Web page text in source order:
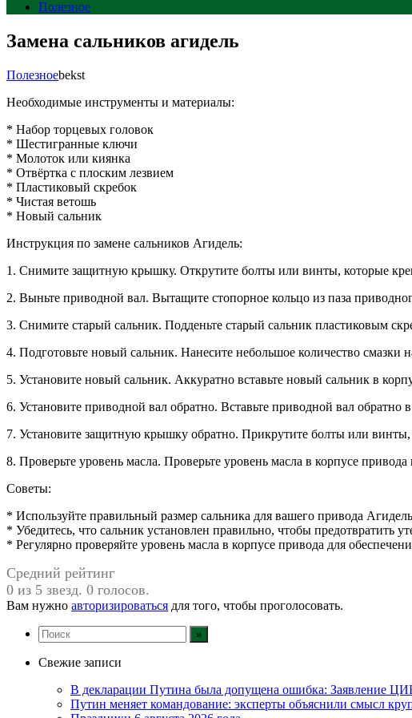
Полезное
Замена сальников агидель
Полезноеbekst
Необходимые инструменты и материалы:
* Набор торцевых головок
* Шестигранные ключи
* Молоток или киянка
* Отвёртка с плоским лезвием
* Пластиковый скребок
* Чистая ветошь
* Новый сальник
Инструкция по замене сальников Агидель:
1. Снимите защитную крышку. Открутите болты или винты, которые
2. Выньте приводной вал. Вытащите стопорное кольцо из паза
3. Снимите старый сальник. Подденьте старый сальник пластиковым
4. Подготовьте новый сальник. Нанесите небольшое количество
5. Установите новый сальник. Аккуратно вставьте новый сальник в
6. Установите приводной вал обратно. Вставьте приводной вал обратно
7. Установите защитную крышку обратно. Прикрутите болты или
8. Проверьте уровень масла. Проверьте уровень масла в корпусе
Советы:
* Используйте правильный размер сальника для вашего привода
* Убедитесь, что сальник установлен правильно, чтобы предотвратить
* Регулярно проверяйте уровень масла в корпусе привода для
Средний рейтинг
0 из 5 звезд. 0 голосов.
Вам нужно авторизироваться для того, чтобы проголосовать.
Свежие записи
В декларации Путина была допущена ошибка: Заявление
Путин меняет командование: эксперты объяснили смысл